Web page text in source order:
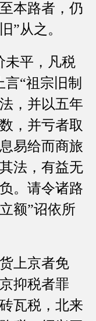
本路者，仍
”从之。
平，凡税
“祖宗旧制
，并以五年
，并亏者取
易给而商旅
法，有益无
。请令诸路
额”诏依所
上京者免
抑税者罪
瓦税，北来